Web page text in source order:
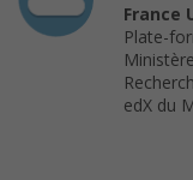
France
Plate-
edX du